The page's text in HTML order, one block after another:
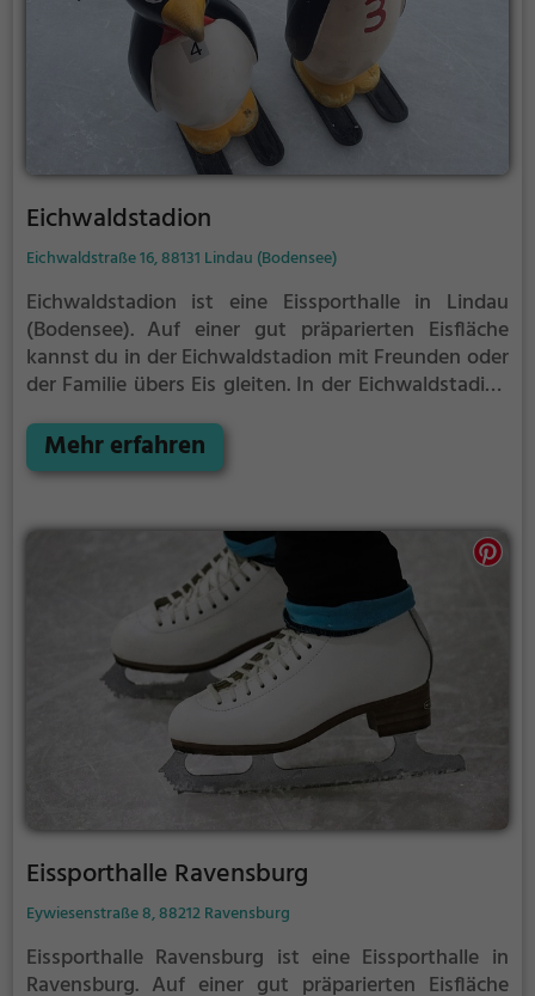
Eichwaldstadion
Eichwaldstraße 16, 88131 Lindau (Bodensee)
Eichwaldstadion ist eine Eissporthalle in Lindau
(Bodensee). Auf einer gut präparierten Eisfläche
kannst du in der Eichwaldstadion mit Freunden oder
der Familie übers Eis gleiten. In der Eichwaldstadion
Kleinere Kinder oder Anfänger können sich mit
Laufhilfen aufs Eis wagen.
Mehr erfahren
Eissporthalle Ravensburg
Eywiesenstraße 8, 88212 Ravensburg
Eissporthalle Ravensburg ist eine Eissporthalle in
Ravensburg. Auf einer gut präparierten Eisfläche